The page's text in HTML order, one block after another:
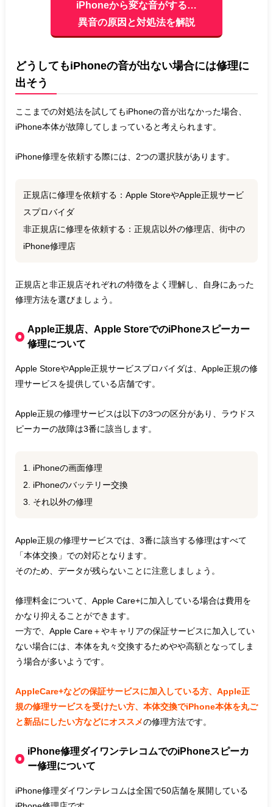
iPhoneから変な音がする…
異音の原因と対処法を解説
どうしてもiPhoneの音が出ない場合には修理に
出そう
ここまでの対処法を試してもiPhoneの音が出なかった場合、
iPhone本体が故障してしまっていると考えられます。
iPhone修理を依頼する際には、2つの選択肢があります。
正規店に修理を依頼する：Apple StoreやApple正規サービ
スプロバイダ
非正規店に修理を依頼する：正規店以外の修理店、街中の
iPhone修理店
正規店と非正規店それぞれの特徴をよく理解し、自身にあった
修理方法を選びましょう。
Apple正規店、Apple StoreでのiPhoneスピーカー
修理について
Apple StoreやApple正規サービスプロバイダは、Apple正規の修
理サービスを提供している店舗です。
Apple正規の修理サービスは以下の3つの区分があり、ラウドス
ピーカーの故障は3番に該当します。
1. iPhoneの画面修理
2. iPhoneのバッテリー交換
3. それ以外の修理
Apple正規の修理サービスでは、3番に該当する修理はすべて
「本体交換」での対応となります。
そのため、データが残らないことに注意しましょう。
修理料金について、Apple Care+に加入している場合は費用を
かなり抑えることができます。
一方で、Apple Care＋やキャリアの保証サービスに加入してい
ない場合には、本体を丸々交換するためやや高額となってしま
う場合が多いようです。
AppleCare+などの保証サービスに加入している方、Apple正
規の修理サービスを受けたい方、本体交換でiPhone本体を丸ご
と新品にしたい方などにオススメの修理方法です。
iPhone修理ダイワンテレコムでのiPhoneスピーカ
ー修理について
iPhone修理ダイワンテレコムは全国で50店舗を展開している